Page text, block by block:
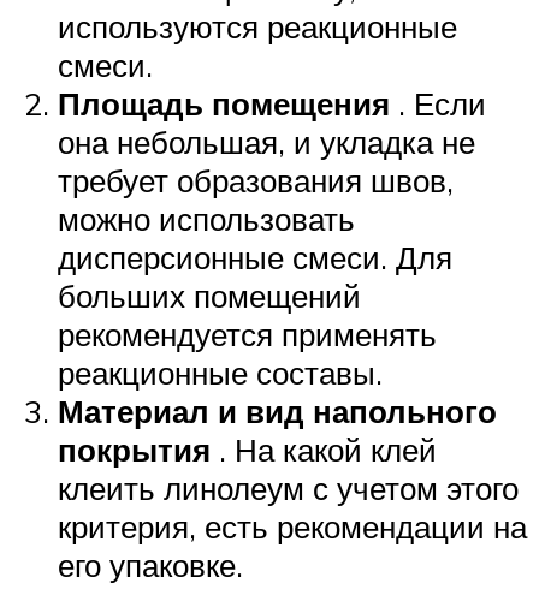
используются реакционные
смеси.
Площадь помещения . Если
она небольшая, и укладка не
требует образования швов,
можно использовать
дисперсионные смеси. Для
больших помещений
рекомендуется применять
реакционные составы.
Материал и вид напольного
покрытия . На какой клей
клеить линолеум с учетом этого
критерия, есть рекомендации на
его упаковке.